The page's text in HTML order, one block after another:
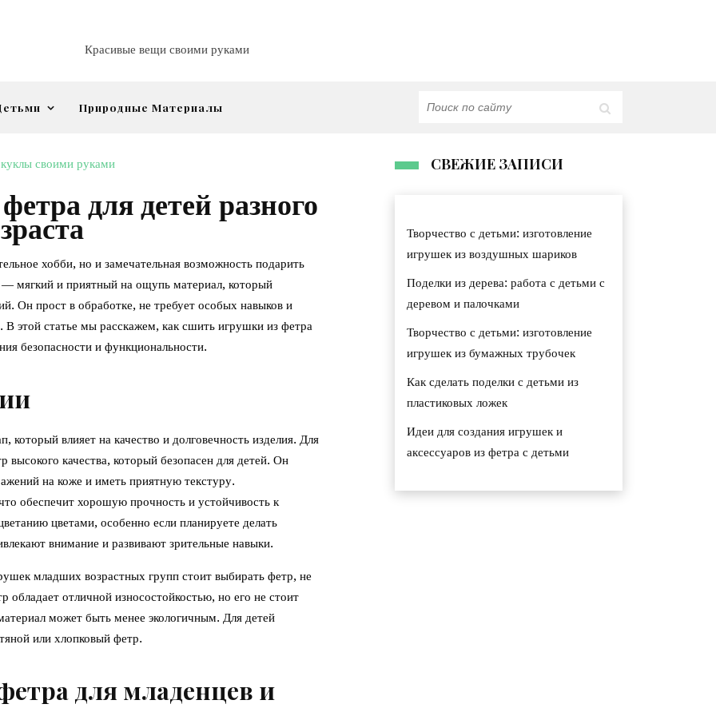
Красивые вещи своими руками
Природные Материалы
своими руками
для детей разного
хобби, но и замечательная возможность подарить
мягкий и приятный на ощупь материал, который
Он прост в обработке, не требует особых навыков и
В этой статье мы расскажем, как сшить игрушки из фетра
безопасности и функциональности.
влияет на качество и долговечность изделия. Для
высокого качества, который безопасен для детей. Он
на коже и иметь приятную текстуру.
обеспечит хорошую прочность и устойчивость к
цветами, особенно если планируете делать
внимание и развивают зрительные навыки.
младших возрастных групп стоит выбирать фетр, не
отличной износостойкостью, но его не стоит
может быть менее экологичным. Для детей
или хлопковый фетр.
для младенцев и
СВЕЖИЕ ЗАПИСИ
Творчество с детьми: изготовление
игрушек из воздушных шариков
Поделки из дерева: работа с детьми с
деревом и палочками
Творчество с детьми: изготовление
игрушек из бумажных трубочек
Как сделать поделки с детьми из
пластиковых ложек
Идеи для создания игрушек и
аксессуаров из фетра с детьми